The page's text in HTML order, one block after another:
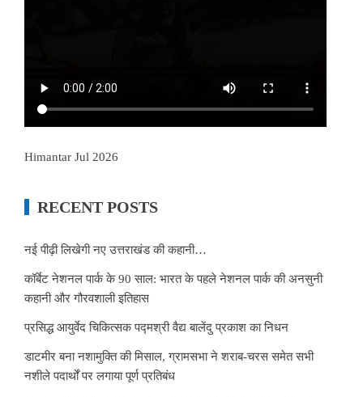
Himantar Jul 2026
RECENT POSTS
नई पीढ़ी लिखेगी नए उत्तराखंड की कहानी…
कॉर्बेट नेशनल पार्क के 90 साल: भारत के पहले नेशनल पार्क की अनसुनी
कहानी और गौरवशाली इतिहास
प्रसिद्ध आयुर्वेद चिकित्सक पद्मश्री वैद्य बालेंदु प्रकाश का निधन
डाटमीर बना नशामुक्ति की मिसाल, ग्रामसभा ने शराब-चरस समेत सभी
नशीले पदार्थों पर लगाया पूर्ण प्रतिबंध